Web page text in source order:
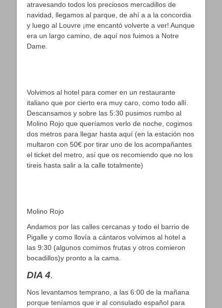
atravesando todos los preciosos mercadillos de
navidad, llegamos al parque, de ahí a a la concordia
y luego al Louvre ¡me encantó volverte a ver! Aunque
era un largo camino, de aquí nos fuimos a Notre
Dame.
Volvimos al hotel para comer en un restaurante
italiano que por cierto era muy caro, como todo allí.
Descansamos y sobre las 5:30 pusimos rumbo al
Molino Rojo que queríamos verlo de noche, cogimos
dos metros para llegar hasta aquí (en la estación nos
multaron con 50€ por tirar uno de los acompañantes
el ticket del metro, así que os recomiendo que no los
tireis hasta salir a la calle totalmente)
Molino Rojo
Andamos por las calles cercanas y todo el barrio de
Pigalle y como llovía a cántaros volvimos al hotel a
las 9:30 (algunos comimos frutas y otros comieron
bocadillos)y pronto a la cama.
DIA 4.
Nos levantamos temprano, a las 6:00 de la mañana
porque teníamos que ir al consulado español para